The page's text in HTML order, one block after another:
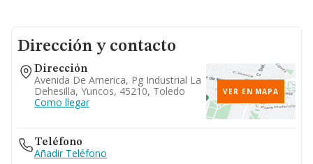
Dirección y contacto
Dirección
Avenida De America, Pg Industrial La
Dehesilla, Yuncos, 45210, Toledo
Como llegar
VER EN MAPA
Teléfono
Añadir Teléfono